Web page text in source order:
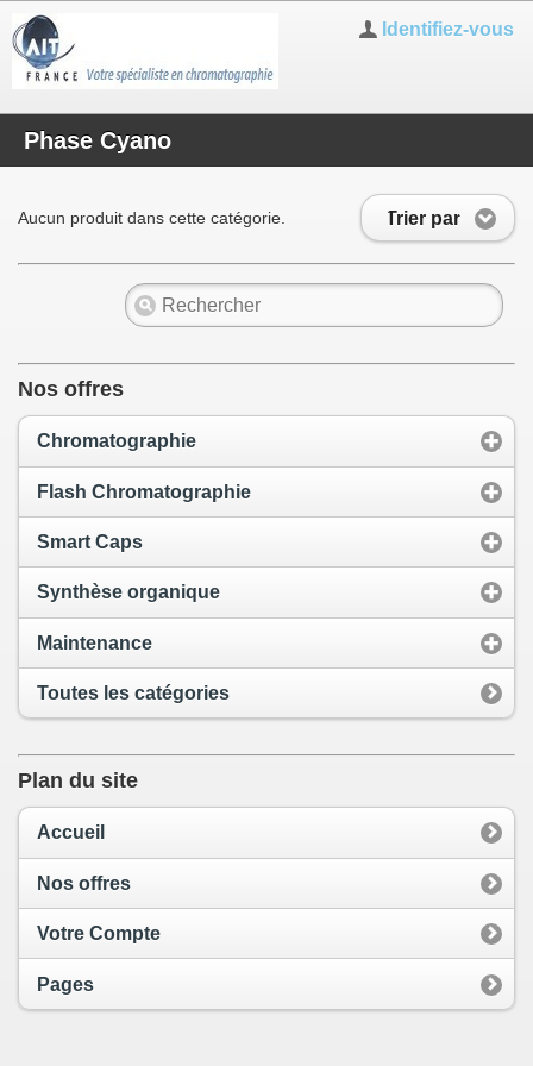
Identifiez-vous
Phase Cyano
Trier par
Aucun produit dans cette catégorie.
Nos offres
Chromatographie
Flash Chromatographie
Smart Caps
Synthèse organique
Maintenance
Toutes les catégories
Plan du site
Accueil
Nos offres
Votre Compte
Pages